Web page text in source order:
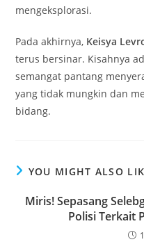
mengeksplorasi.
Pada akhirnya, Keisya
terus bersinar. Kisahnya
semangat pantang
yang tidak mungkin dan
bidang.
YOU MIGHT ALSO
Miris! Sepasang
Polisi Terkait